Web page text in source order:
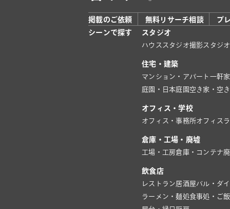
掲載のご依頼 無料リサーチ相談
プ
シーンで探す
スタジオ
ハウススタジオ撮影スタジオ
住宅・建築
マンション・アパート 一軒家
庭園・日本庭園 空き家・空
オフィス・学校
オフィス・事務所オフィス
倉庫・工場・廃墟
工場・工房倉庫・コンテナ
飲食店
レストラン居酒屋バル・ダ
ラーメン・麺処食事処・ご